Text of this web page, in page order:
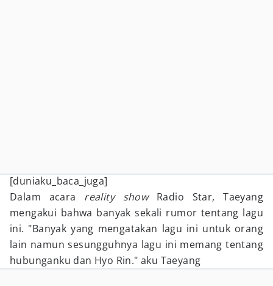
[duniaku_baca_juga]
Dalam acara reality showRadio Star, Taeyang
mengakui bahwa banyak sekali rumor tentang lagu
ini. "Banyak yang mengatakan lagu ini untuk orang
lain namun sesungguhnya lagu ini memang tentang
hubunganku dan Hyo Rin." aku Taeyang